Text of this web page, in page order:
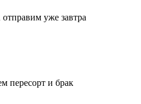
уже завтра
пересорт и брак